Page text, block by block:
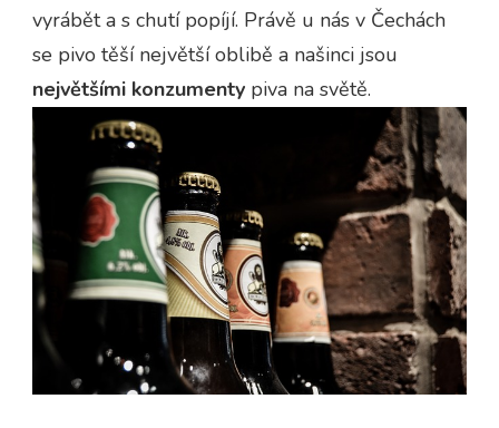
vyrábět a s chutí popíjí. Právě u nás v Čechách
se pivo těší největší oblibě a našinci jsou
největšími konzumenty piva na světě.